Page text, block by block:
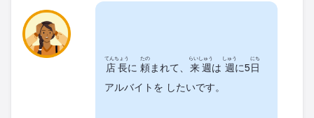
店長
てんちょう
に 頼
たの
まれて、 来週
らいしゅう
は 週
しゅう
に5日
にち
アルバイトを したいです。